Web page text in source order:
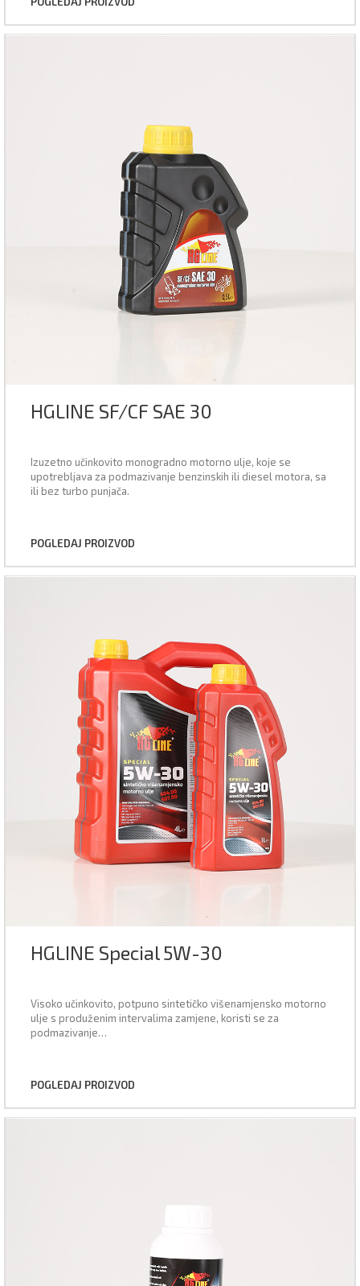
HGLINE SF/CF SAE 30
Izuzetno učinkovito monogradno motorno ulje, koje se
upotrebljava za podmazivanje benzinskih ili diesel motora, sa
ili bez turbo punjača.
POGLEDAJ PROIZVOD
HGLINE Special 5W-30
Visoko učinkovito, potpuno sintetičko višenamjensko motorno
ulje s produženim intervalima zamjene, koristi se za
podmazivanje…
POGLEDAJ PROIZVOD